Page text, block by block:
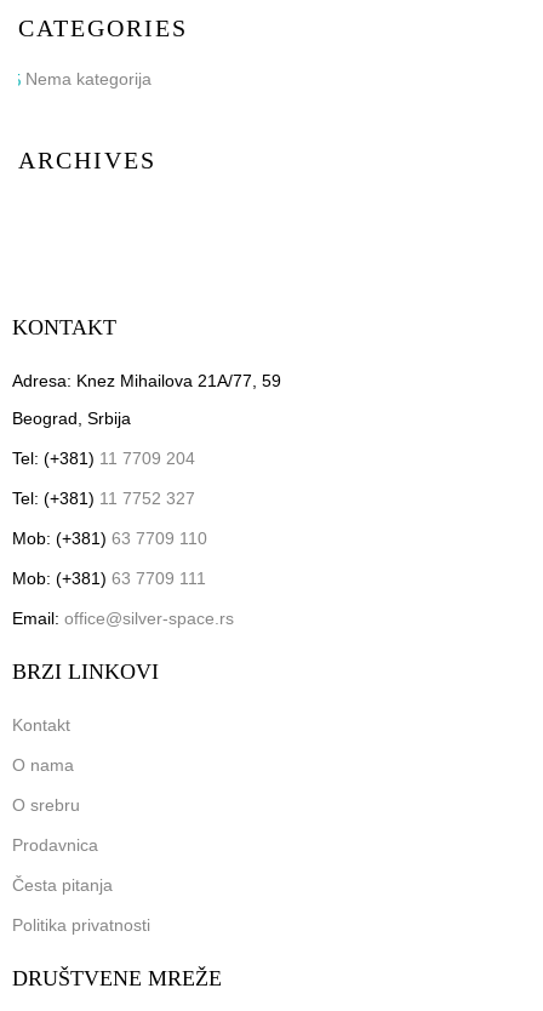
CATEGORIES
Nema kategorija
ARCHIVES
KONTAKT
Adresa: Knez Mihailova 21A/77, 59
Beograd, Srbija
Tel: (+381) 11 7709 204
Tel: (+381) 11 7752 327
Mob: (+381) 63 7709 110
Mob: (+381) 63 7709 111
Email: office@silver-space.rs
BRZI LINKOVI
Kontakt
O nama
O srebru
Prodavnica
Česta pitanja
Politika privatnosti
DRUŠTVENE MREŽE